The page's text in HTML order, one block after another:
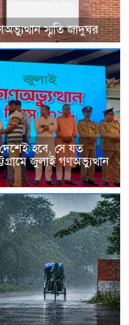
স্মৃতি জাদুঘর
হবে, সে যত
জুলাই গণঅভ্যুত্থান